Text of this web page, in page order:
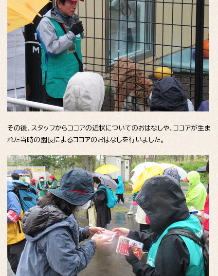
その後、スタッフからココアの近状についてのおはなしや、ココアが生ま
れた当時の園長によるココアのおはなしを行いました。